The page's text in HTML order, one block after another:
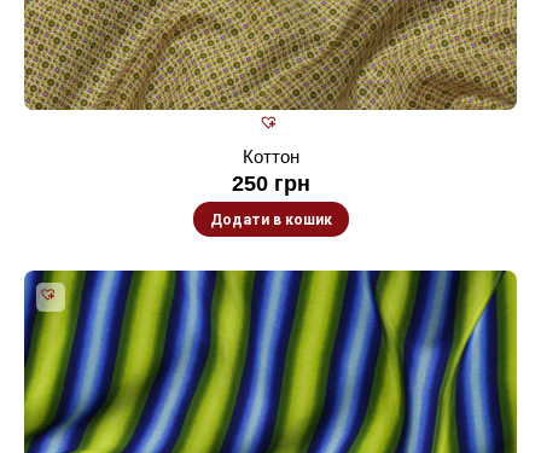
Коттон
250 грн
Додати в кошик